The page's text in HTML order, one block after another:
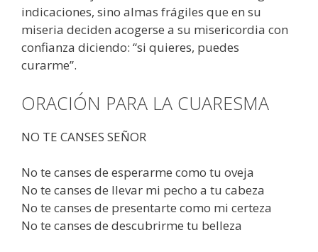
indicaciones, sino almas frágiles que en su
miseria deciden acogerse a su misericordia con
confianza diciendo: “si quieres, puedes
curarme”.
ORACIÓN PARA LA CUARESMA
NO TE CANSES SEÑOR
No te canses de esperarme como tu oveja
No te canses de llevar mi pecho a tu cabeza
No te canses de presentarte como mi certeza
No te canses de descubrirme tu belleza